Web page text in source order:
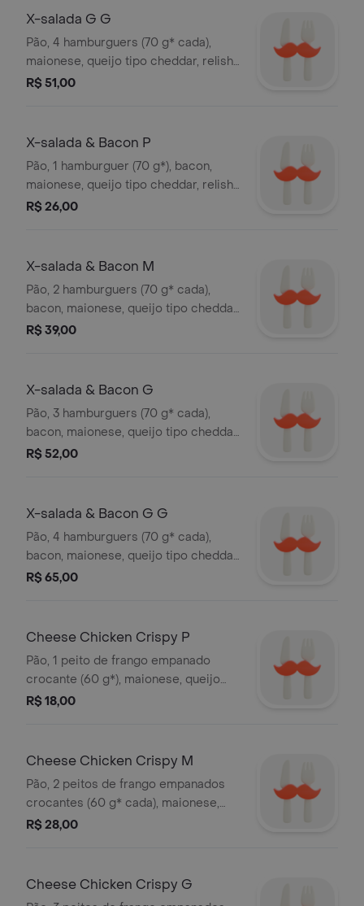
X-salada G G
Pão, 4 hamburguers (70 g* cada),
maionese, queijo tipo cheddar, relish
de pepino, alface e tomate orgânicos.
R$ 51,00
X-salada & Bacon P
Pão, 1 hamburguer (70 g*), bacon,
maionese, queijo tipo cheddar, relish
de pepino, alface e tomate orgânicos.
R$ 26,00
X-salada & Bacon M
Pão, 2 hamburguers (70 g* cada),
bacon, maionese, queijo tipo cheddar,
relish de pepino, alface e tomate
R$ 39,00
X-salada & Bacon G
Pão, 3 hamburguers (70 g* cada),
bacon, maionese, queijo tipo cheddar,
relish de pepino, alface e tomate
R$ 52,00
X-salada & Bacon G G
Pão, 4 hamburguers (70 g* cada),
bacon, maionese, queijo tipo cheddar,
relish de pepino, alface e tomate
R$ 65,00
Cheese Chicken Crispy P
Pão, 1 peito de frango empanado
crocante (60 g*), maionese, queijo
tipo cheddar, alface e tomate
R$ 18,00
Cheese Chicken Crispy M
Pão, 2 peitos de frango empanados
crocantes (60 g* cada), maionese,
queijo tipo cheddar, alface e tomate
R$ 28,00
Cheese Chicken Crispy G